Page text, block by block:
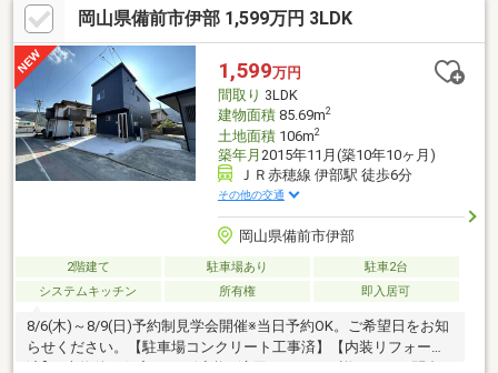
岡山県備前市伊部 1,599万円 3LDK
1,599万円
間取り 3LDK
建物面積85.69m2
土地面積106m2
築年月 2015年11月(築10年10ヶ月)
ＪＲ赤穂線 伊部駅 徒歩6分
その他の交通
岡山県備前市伊部
2階建て 駐車場あり
駐車2台
システムキッチン
所有権 即入居可
8/6(木)～8/9(日)予約制見学会開催※当日予約OK。ご希望日をお知
らせください。【駐車場コンクリート工事済】【内装リフォーム